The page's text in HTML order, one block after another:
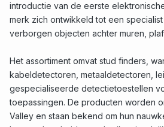
introductie van de eerste
merk zich ontwikkeld tot een
verborgen objecten achter muren,
Het assortiment omvat stud finders,
kabeldetectoren, metaaldetectoren,
gespecialiseerde detectietoestellen
toepassingen. De producten worden
Valley en staan bekend om hun